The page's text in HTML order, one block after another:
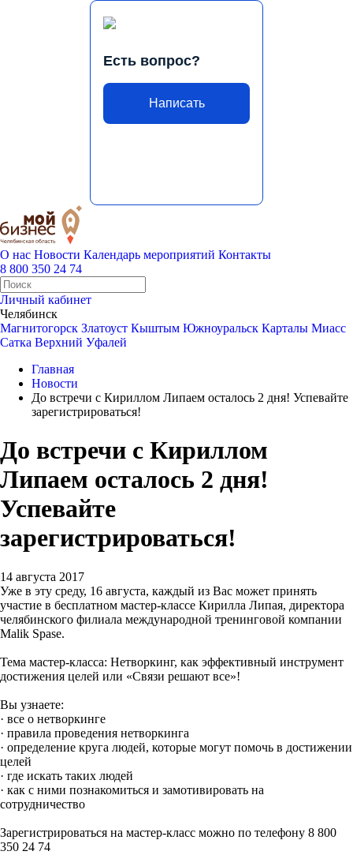
Есть вопрос?
Написать
О нас Новости Календарь мероприятий Контакты
8 800 350 24 74
Личный кабинет
Челябинск
Магнитогорск Златоуст Кыштым Южноуральск Карталы Миасс
Сатка Верхний Уфалей
Главная
Новости
До встречи с Кириллом Липаем осталось 2 дня! Успевайте
зарегистрироваться!
До встречи с Кириллом
Липаем осталось 2 дня!
Успевайте
зарегистрироваться!
14 августа 2017
Уже в эту среду, 16 августа, каждый из Вас может принять
участие в бесплатном мастер-классе Кирилла Липая, директора
челябинского филиала международной тренинговой компании
Malik Spase.
Тема мастер-класса: Нетворкинг, как эффективный инструмент
достижения целей или «Связи решают все»!
Вы узнаете:
· все о нетворкинге
· правила проведения нетворкинга
· определение круга людей, которые могут помочь в достижении
целей
· где искать таких людей
· как с ними познакомиться и замотивировать на
сотрудничество
Зарегистрироваться на мастер-класс можно по телефону 8 800
350 24 74